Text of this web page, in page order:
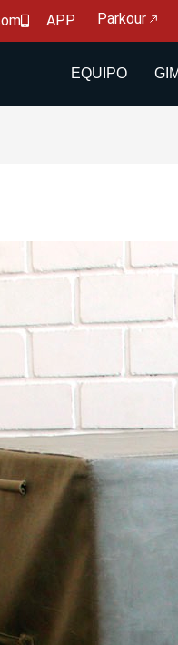
APP Parkour
EQUIPO